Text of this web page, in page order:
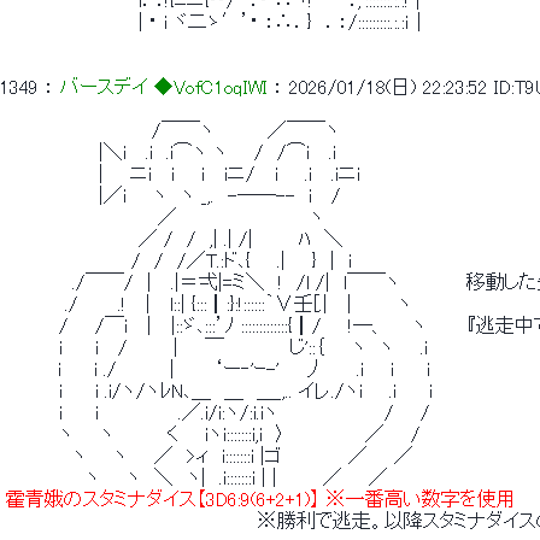
| ･ i ヾ二ゝ′’･ ：∴．}　．：/:::::::::.:.:ｉ｜
1349 ： バースデイ ◆VofC1oqIWI ： 2026/01/18(日) 22:23:52
/￣￣ヽ　　　　／￣￣ヽ
|＼i　 .i　.i⌒ヽ ヽ　　/　/⌒i　 .i
|　　ニi　 i　　i　 iニ/　 i　　.i　 .iニi
|／i　　ヽ　ヽ _,.　-――--　i　 /
／　　　　　　　　　　ヽ
／ /　/　,| .| /|　　　 ﾊ　＼
/　/　/／T.:ド､{　　.|　　}　|　i
./￣￣/　|　 .|＝弌|=ミ＼　!　/l /|　l￣￣ヽ　　　　　移動した
./　　　.!　 |　 l::| {:::┃:}:!::::::｀∨壬[.|　 |　　　 ヽ
/　　/￣i　 |　 |::ゞ､:::’ﾉ :::::::::::::{┃/　　!―、　　ヽ　　　『逃走中
i　　 i　 /　　 　|　　￣　　　　　じ'::｛　　ヽ　ヽ　　.i
i　　 i ./　　　　| 　 　‘ー‐'ｰ-' 　 丿　　 .i　　i　　 i
i　 　i .i/ヽ/ヽﾚN､＿　＿　＿_,.. イレ./ヽi　　.i　　 i
i　　 i　　　　　　.／.i/i:ヽ/:i.iヽ　　　　　　　　/　　/
ヽ　　ヽ　　　　く　　iヽi:::::::i,i　〉　　　　　　／　　/
ヽ　　ヽ　　／　>ィ　i:::::::i |ゴ　　　　　／　　／
ヽ　　ヽ　＼　ヽ|　.i:::::::i | | 　　　／　　／
霍青娥のスタミナダイス【3D6:9(6+2+1)】 ※一番高い数字を使用
※勝利で逃走。以降スタミナダイスの最